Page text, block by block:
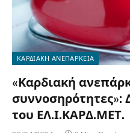
ΚΑΡΔΙΑΚΗ ΑΝΕΠΑΡΚΕΙΑ
«Καρδιακή
συννοσηρότητες»:
του ΕΛ.Ι.ΚΑΡΔ.ΜΕΤ.